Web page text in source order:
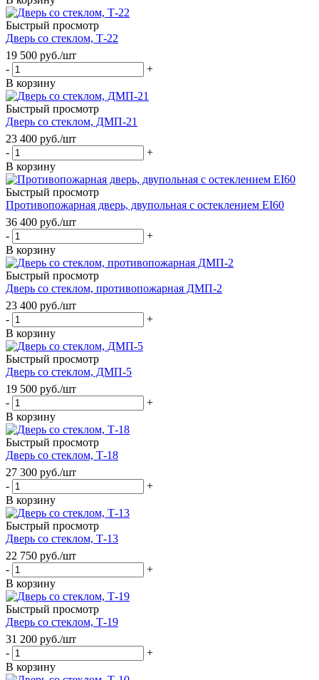
Быстрый просмотр
Дверь со стеклом, Т-22
19 500 руб./шт
-
+
В корзину
Быстрый просмотр
Дверь со стеклом, ДМП-21
23 400 руб./шт
-
+
В корзину
Быстрый просмотр
Противопожарная дверь, двупольная с остеклением EI60
36 400 руб./шт
-
+
В корзину
Быстрый просмотр
Дверь со стеклом, противопожарная ДМП-2
23 400 руб./шт
-
+
В корзину
Быстрый просмотр
Дверь со стеклом, ДМП-5
19 500 руб./шт
-
+
В корзину
Быстрый просмотр
Дверь со стеклом, Т-18
27 300 руб./шт
-
+
В корзину
Быстрый просмотр
Дверь со стеклом, Т-13
22 750 руб./шт
-
+
В корзину
Быстрый просмотр
Дверь со стеклом, Т-19
31 200 руб./шт
-
+
В корзину